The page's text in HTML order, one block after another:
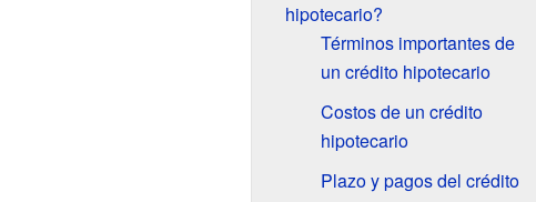
hipotecario?
Términos importantes de
un crédito hipotecario
Costos de un crédito
hipotecario
Plazo y pagos del crédito